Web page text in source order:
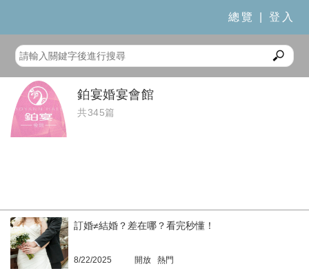
總覽 登入
鉑宴婚宴會館
共345篇
訂婚≠結婚？差在哪？看完秒懂！
8/22/2025 開放 熱門